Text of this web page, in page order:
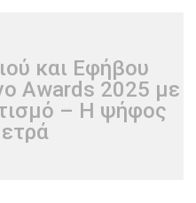
και Εφήβου
Awards 2025 με
– Η ψήφος